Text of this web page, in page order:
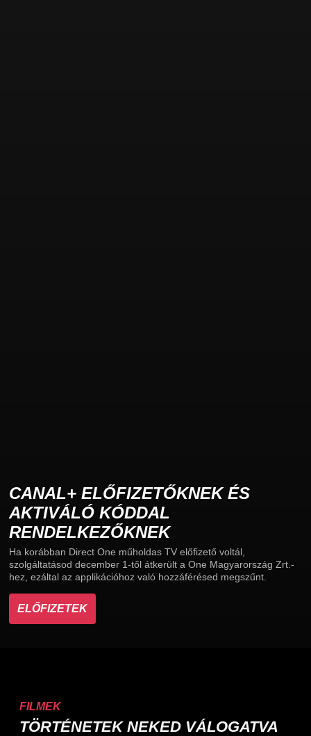
CANAL+ ELŐFIZETŐKNEK ÉS
AKTIVÁLÓ KÓDDAL
RENDELKEZŐKNEK
Ha korábban Direct One műholdas TV előfizető voltál,
szolgáltatásod december 1-től átkerült a One Magyarország Zrt.-
hez, ezáltal az applikációhoz való hozzáférésed megszűnt.
ELŐFIZETEK
FILMEK
TÖRTÉNETEK NEKED VÁLOGATVA